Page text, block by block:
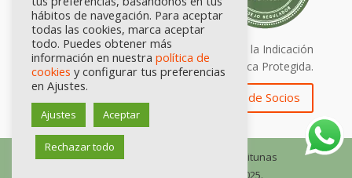
Calidad certificada por Origen. Sellos de la Indicación
Geográfica Protegida.
Zona de Socios
© Consejo Regulador de las IGP Aceitunas
Manzanilla y Gordal de Sevilla, 2025.
hábitos de navegación. Para aceptar
todas las cookies, marca aceptar
todo. Puedes obtener más
información en nuestra política de
cookies y configurar tus preferencias
en Ajustes.
Ajustes Aceptar
Rechazar todo